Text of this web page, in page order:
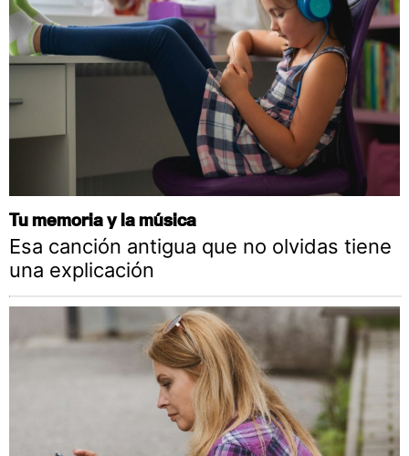
Tu memoria y la música
Esa canción antigua que no olvidas tiene
una explicación